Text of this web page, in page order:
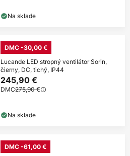
Na sklade
DMC -30,00 €
Lucande LED stropný ventilátor Sorin,
čierny, DC, tichý, IP44
245,90 €
DMC275,90 €
Na sklade
DMC -61,00 €